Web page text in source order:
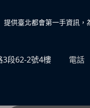
提供臺北都會第一手資訊，
3段62-2號4樓 電話